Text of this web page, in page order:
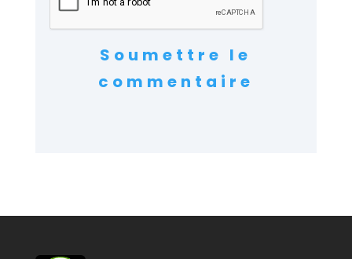
Soumettre le
commentaire